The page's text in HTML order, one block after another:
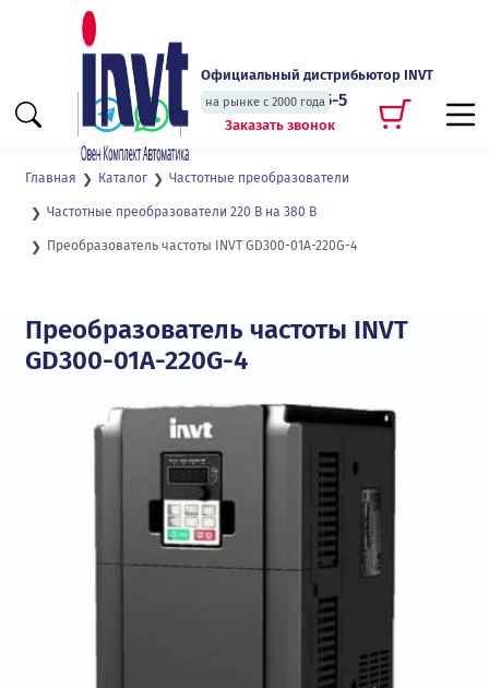
Официальный дистрибьютор INVT
на рынке с 2000 года
+7 (495) 135-135-5
Заказать звонок
Главная Каталог Частотные преобразователи
Частотные преобразователи 220 В на 380 В
Преобразователь частоты INVT GD300-01A-220G-4
Преобразователь частоты INVT
GD300-01A-220G-4